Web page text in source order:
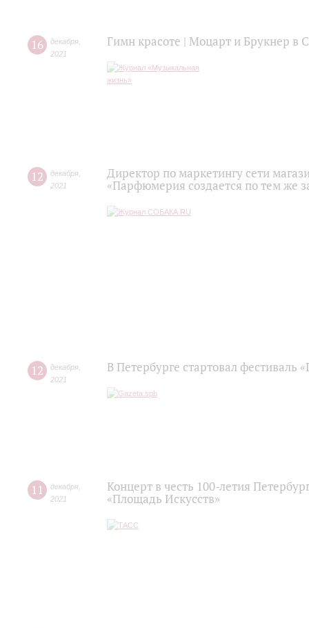
16 декабря
2021
Гимн красоте | Моцарт и Брукнер в
12 декабря
2021
Директор по маркетингу сети
«Парфюмерия создается по тем же
12 декабря
2021
В Петербурге стартовал фестиваль
11 декабря
2021
Концерт в честь 100-летия
«Площадь Искусств»